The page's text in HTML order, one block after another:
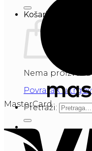
Košarica
Nema
Povratak u
Pretraži:
MasterCard